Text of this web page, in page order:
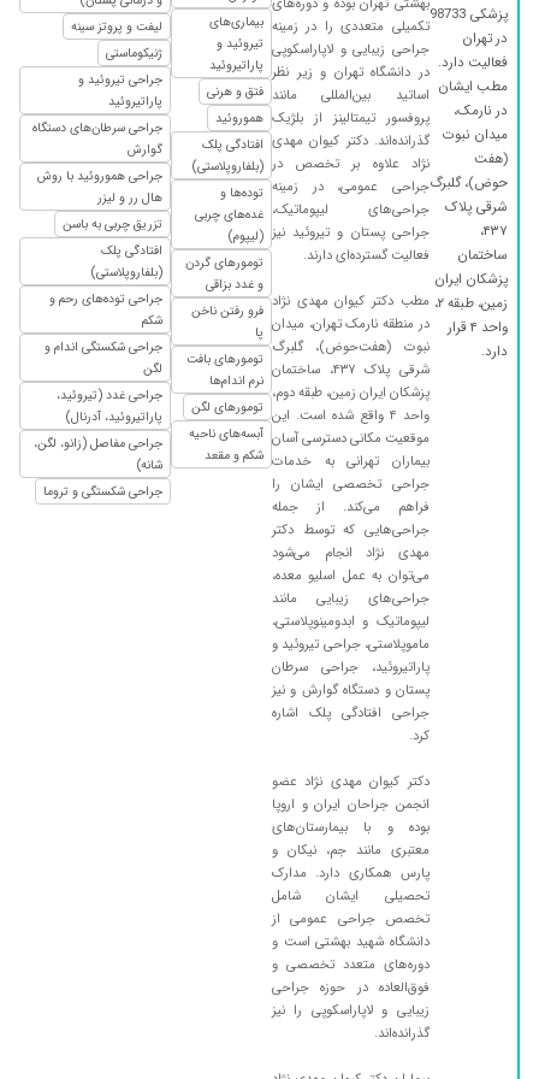
جراحی اینجانب را انجام دادن الان حدود دوهفته از
جراحیم میگذره که بخیه ها را هم کشیدم زخم
جوش خورده خیلی عالی انجام دادن کلا پزشک
متبحر وخوش برخورد وبا پیگیری کارشون را انجام
دادن
یک ویزیت چند دقیقه ای داشتم...در کل دکتر خوبی
بود و خوب و مشخص همه چیز رو توضیح
میداد...ولی خب دستمزدش جدا از بیمارستان، برای
من بالا بود و ترجیح دادم برای جراحی به دکتر
دیگری مراجعه کنم
پزشک بسیار حاذق وهومن ومتعهد میباشند که اخیرا
برادرم توسط ایشان تحت عمل جراحی کیسه صفرا
و فتق شکمی قرار گرفت وحامیان بسیار خوب
وضایتبخش است
۱۴۰۱/۱۲/۰۸
پرکاری تیروئید ۱۴۰۴/۰۸/۰۵
عالی بودن ۱۴۰۵/۰۳/۳۰
سنگ صفرا عمل جراحی بسیار عالی ۱۴۰۴/۰۴/۰۸
جراحی لیپوم انجام دادم خدمت ایشان بسیار عالی و
کوچکترین اذیتی نداشت
بسیار عالی
من مدیر گردشگری سلامت در ایران هستم و اکثر
بیماران را اعم از جراحی کیسه صفرا. جراحی معده-
کیسه صفرا و عمل جراحی با لاپاراسکوپی که با
رضایت کامل صورت گرفت
مشکل گره ی تیروئیدی داشتم وبا توضیح کامل
راضی هستم
عمل فتق
جراحی تیروئید برای خودم و لاپاراسکوپی کیسه
صفرا خواهرم انجام دادند.عالی .پنجه طلا
باسلام در رابطه با تیروئید مادر زنم بود که آقای دکتر
با مهارت کامل (چون این غده بسیار بزرگ بود و
پیچیدگیهای خاص خودش را داشت)این عمل را
انجام داد و خوشبختانه عمل با موفقیت به انجام
رسید.
پزشکی 98733
در تهران
فعالیت دارد.
مطب ایشان
در نارمک،
میدان نبوت
(هفت
حوض)، گلبرگ
شرقی پلاک
۴۳۷،
ساختمان
پزشکان ایران
زمین، طبقه ۲،
واحد ۴ قرار
دارد.
تکمیلی متعددی را در زمینه
جراحی زیبایی و لاپاراسکوپی
در دانشگاه تهران و زیر نظر
اساتید بین‌المللی مانند
پروفسور تیمتالینز از بلژیک
گذرانده‌اند. دکتر کیوان مهدی
نژاد علاوه بر تخصص در
جراحی عمومی، در زمینه
جراحی‌های لیپوماتیک،
جراحی پستان و تیروئید نیز
فعالیت گسترده‌ای دارند.
مطب دکتر کیوان مهدی نژاد
در منطقه نارمک تهران، میدان
نبوت (هفت‌حوض)، گلبرگ
شرقی پلاک ۴۳۷، ساختمان
پزشکان ایران زمین، طبقه دوم،
واحد ۴ واقع شده است. این
موقعیت مکانی دسترسی آسان
بیماران تهرانی به خدمات
جراحی تخصصی ایشان را
فراهم می‌کند. از جمله
جراحی‌هایی که توسط دکتر
مهدی نژاد انجام می‌شود
می‌توان به عمل اسلیو معده،
جراحی‌های زیبایی مانند
لیپوماتیک و ابدومینوپلاستی،
ماموپلاستی، جراحی تیروئید و
پاراتیروئید، جراحی سرطان
پستان و دستگاه گوارش و نیز
جراحی افتادگی پلک اشاره
کرد.
دکتر کیوان مهدی نژاد عضو
انجمن جراحان ایران و اروپا
بوده و با بیمارستان‌های
معتبری مانند جم، نیکان و
پارس همکاری دارد. مدارک
تحصیلی ایشان شامل
تخصص جراحی عمومی از
دانشگاه شهید بهشتی است و
دوره‌های متعدد تخصصی و
فوق‌العاده در حوزه جراحی
زیبایی و لاپاراسکوپی را نیز
گذرانده‌اند.
بیماری‌های
تیروئید و
پاراتیروئید
فتق و هرنی
هموروئید
افتادگی پلک
(بلفاروپلاستی)
توده‌ها و
غده‌های چربی
(لیپوم)
تومورهای گردن
و غدد بزاقی
فرو رفتن ناخن
پا
تومورهای بافت
نرم اندام‌ها
تومورهای لگن
آبسه‌های ناحیه
شکم و مقعد
لیفت و پروتز سینه
ژنیکوماستی
جراحی تیروئید و
پاراتیروئید
جراحی سرطان‌های دستگاه
گوارش
جراحی هموروئید با روش
هال رر و لیزر
تزریق چربی به باسن
افتادگی پلک
(بلفاروپلاستی)
جراحی توده‌های رحم و
شکم
جراحی شکستگی اندام و
لگن
جراحی غدد (تیروئید،
پاراتیروئید، آدرنال)
جراحی مفاصل (زانو، لگن،
شانه)
جراحی شکستگی و تروما